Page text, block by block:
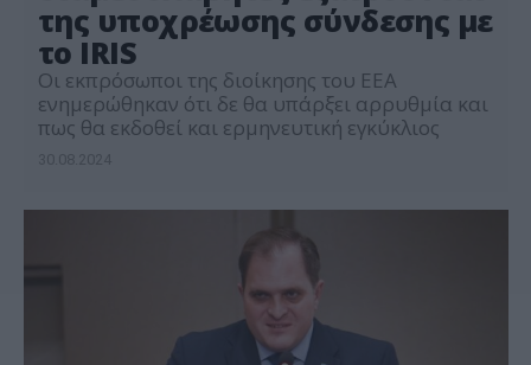
της υποχρέωσης σύνδεσης με
το IRIS
Οι εκπρόσωποι της διοίκησης του ΕΕΑ
ενημερώθηκαν ότι δε θα υπάρξει αρρυθμία και
πως θα εκδοθεί και ερμηνευτική εγκύκλιος